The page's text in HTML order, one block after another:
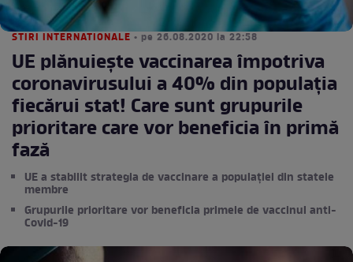
STIRI INTERNATIONALE • pe 26.08.2020 la 22:58
UE plănuiește vaccinarea împotriva
coronavirusului a 40% din populația
fiecărui stat! Care sunt grupurile
prioritare care vor beneficia în primă
fază
UE a stabilit strategia de vaccinare a populației din statele
membre
Grupurile prioritare vor beneficia primele de vaccinul anti-
Covid-19